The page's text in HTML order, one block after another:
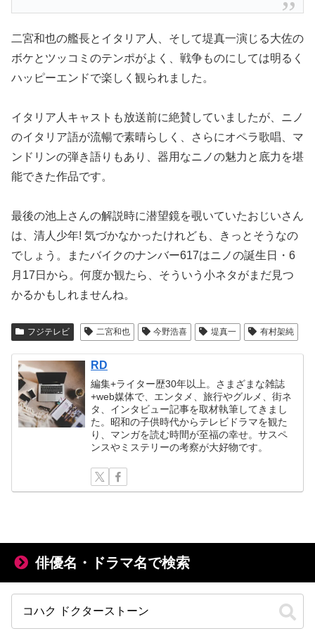
二宮和也の艦長とイタリア人、そして堤真一演じる大佐の
ボケとツッコミのテンポがよく、戦争ものにしては明るく
ハッピーエンドで楽しく観られました。
イタリア人キャストも放送前に絶賛していましたが、ニノ
のイタリア語が流暢で素晴らしく、さらにオペラ歌唱、マ
ンドリンの弾き語りもあり、器用なニノの魅力と底力を堪
能できた作品です。
最後の池上さんの解説時に潜望鏡を覗いていたおじいさん
は、清人少年! 気づかなかったけれども、きっとそうなの
でしょう。またバイクのナンバー617はニノの誕生日・6
月17日から。何度か観たら、そういう小ネタがまだ見つ
かるかもしれませんね。
フジテレビ 二宮和也 今野浩喜 堤真一 有村架純
RD
編集+ライター歴30年以上。さまざまな雑誌
+web媒体で、エンタメ、旅行やグルメ、街ネ
タ、インタビュー記事を取材執筆してきまし
た。昭和の子供時代からテレビドラマを観た
り、マンガを読む時間が至福の幸せ。サスペ
ンスやミステリーの考察が大好物です。
俳優名・ドラマ名で検索